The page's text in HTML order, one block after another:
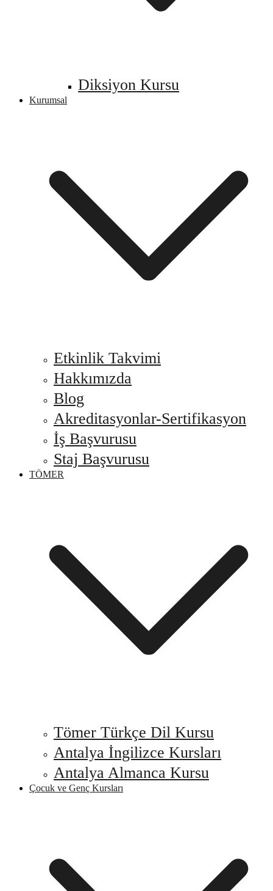
Diksiyon Kursu
Kurumsal
Etkinlik Takvimi
Hakkımızda
Blog
Akreditasyonlar-Sertifikasyon
İş Başvurusu
Staj Başvurusu
TÖMER
Tömer Türkçe Dil Kursu
Antalya İngilizce Kursları
Antalya Almanca Kursu
Çocuk ve Genç Kursları